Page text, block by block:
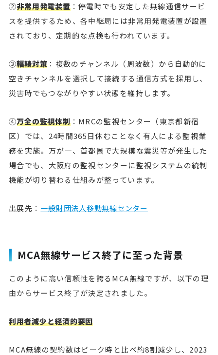
②非常用発電装置：停電時でも安定した無線通信サービ
スを提供するため、各中継局には非常用発電装置が設置
されており、定期的な点検も行われています。
③輻輳対策 ：複数のチャンネル（周波数）から自動的に
空きチャンネルを選択して接続する通信方式を採用し、
災害時でもつながりやすい状態を維持します。
④万全の監視体制：MRCの監視センター（東京都新宿
区）では、24時間365日休むことなく有人による監視業
務を実施。万が一、首都圏で大規模な震災等が発生した
場合でも、大阪府の監視センターに監視システムの統制
機能が切り替わる仕組みが整っています。
出展先： 一般財団法人移動無線センター
MCA無線サービス終了に至った背景
このように高い信頼性を誇るMCA無線ですが、以下の理
由からサービス終了が決定されました。
利用者減少と経済的要因
MCA無線の契約数はピーク時と比べ約8割減少し、2023